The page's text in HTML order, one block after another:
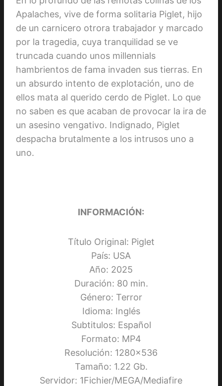
Apalaches, vive de forma solitaria Piglet, hijo
de un carnicero otrora trabajador y marcado
por la tragedia, cuya tranquilidad se ve
truncada cuando unos millennials
hambrientos de fama invaden sus tierras. En
un absurdo intento de explotación, uno de
ellos mata al querido cerdo de Piglet. Lo que
no saben es que acaban de provocar la ira de
un asesino vengativo. Indignado, Piglet
despacha brutalmente a los intrusos uno a
uno.
INFORMACIÓN:
Título Original: Piglet
País: USA
Año: 2025
Duración: 80 min.
Género: Terror
Idioma: Inglés
Subtitulos: Español
Formato: MP4
Resolución: 1280×536
Tamaño: 1.22 Gb.
Servidor: 1Fichier/MEGA/Mediafire